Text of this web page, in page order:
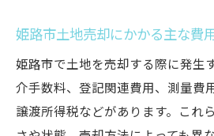
姫路市土地売却にかかる主な費
姫路市で土地を売却する際に発生
介手数料、登記関連費用、測量費
譲渡所得税などがあります。これ